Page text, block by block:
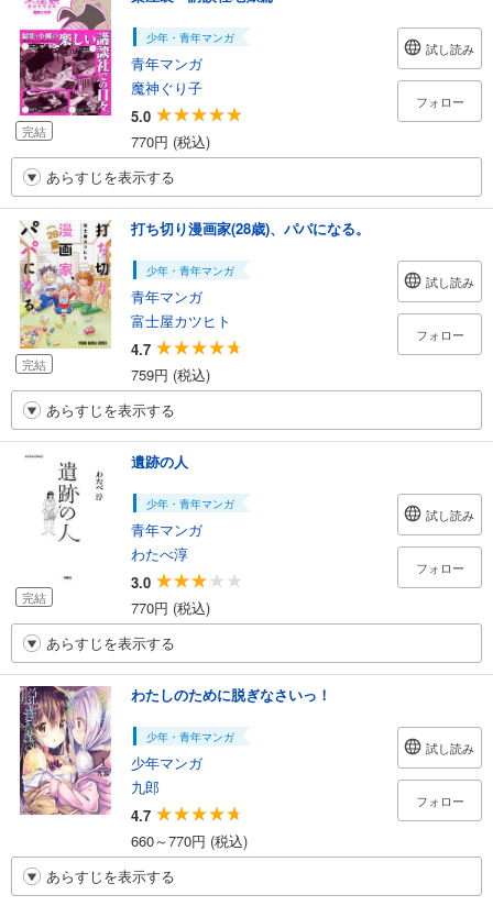
完結
少年・青年マンガ
青年マンガ
魔神ぐり子
5.0
770円 (税込)
試し読み
フォロー
あらすじを表示する
完結
打ち切り漫画家(28歳)、パパになる。
少年・青年マンガ
青年マンガ
富士屋カツヒト
4.7
759円 (税込)
試し読み
フォロー
あらすじを表示する
完結
遺跡の人
少年・青年マンガ
青年マンガ
わたべ淳
3.0
770円 (税込)
試し読み
フォロー
あらすじを表示する
わたしのために脱ぎなさいっ！
少年・青年マンガ
少年マンガ
九郎
4.7
660～770円 (税込)
試し読み
フォロー
あらすじを表示する